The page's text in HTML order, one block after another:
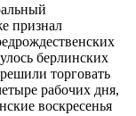
признал
берлинских
торговать
рабочих дня,
воскресенья